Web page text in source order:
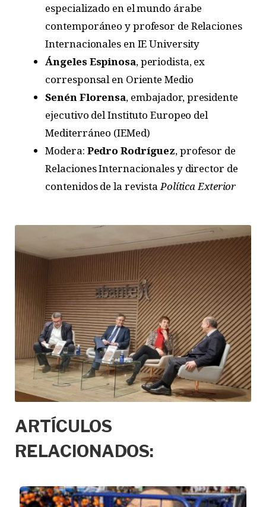
especializado en el mundo árabe
contemporáneo y profesor de Relaciones
Internacionales en IE University
Ángeles Espinosa,periodista, ex
corresponsal en Oriente Medio
Senén Florensa, embajador, presidente
ejecutivo del Instituto Europeo del
Mediterráneo (IEMed)
Modera: Pedro Rodríguez, profesor de
Relaciones Internacionales y director de
contenidos de la revistaPolítica Exterior
ARTÍCULOS
RELACIONADOS: